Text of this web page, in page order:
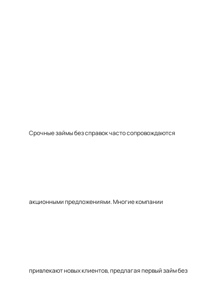
Срочные займы без справок часто сопровождаются
акционными предложениями. Многие компании
привлекают новых клиентов, предлагая первый займ без